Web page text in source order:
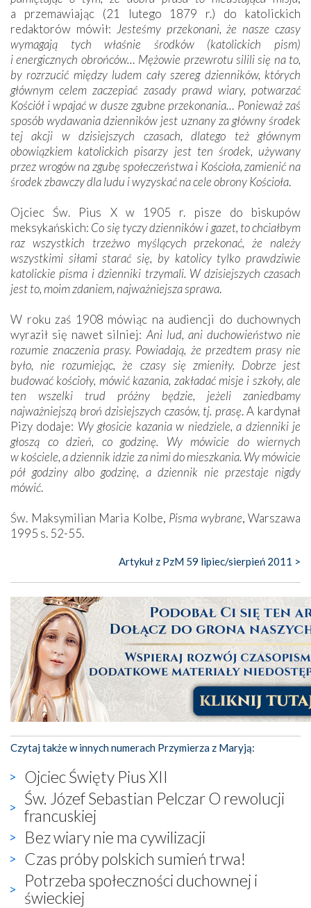
a przemawiając (21 lutego 1879 r.) do katolickich
redaktorów mówił: Jesteśmy przekonani, że nasze czasy
wymagają tych właśnie środków (katolickich pism)
i energicznych obrońców… Mężowie przewrotu silili się na to,
by rozrzucić między ludem cały szereg dzienników, których
głównym celem zaczepiać zasady prawd wiary, potwarzać
Kościół i wpajać w dusze zgubne przekonania… Ponieważ zaś
sposób wydawania dzienników jest uznany za główny środek
tej akcji w dzisiejszych czasach, dlatego też głównym
obowiązkiem katolickich pisarzy jest ten środek, używany
przez wrogów na zgubę społeczeństwa i Kościoła, zamienić na
środek zbawczy dla ludu i wyzyskać na cele obrony Kościoła.
Ojciec Św. Pius X w 1905 r. pisze do biskupów
meksykańskich: Co się tyczy dzienników i gazet, to chciałbym
raz wszystkich trzeźwo myślących przekonać, że należy
wszystkimi siłami starać się, by katolicy tylko prawdziwie
katolickie pisma i dzienniki trzymali. W dzisiejszych czasach
jest to, moim zdaniem, najważniejsza sprawa.
W roku zaś 1908 mówiąc na audiencji do duchownych
wyraził się nawet silniej: Ani lud, ani duchowieństwo nie
rozumie znaczenia prasy. Powiadają, że przedtem prasy nie
było, nie rozumiejąc, że czasy się zmieniły. Dobrze jest
budować kościoły, mówić kazania, zakładać misje i szkoły, ale
ten wszelki trud próżny będzie, jeżeli zaniedbamy
najważniejszą broń dzisiejszych czasów, tj. prasę. A kardynał
Pizy dodaje: Wy głosicie kazania w niedziele, a dzienniki je
głoszą co dzień, co godzinę. Wy mówicie do wiernych
w kościele, a dziennik idzie za nimi do mieszkania. Wy mówicie
pół godziny albo godzinę, a dziennik nie przestaje nigdy
mówić.
Św. Maksymilian Maria Kolbe, Pisma wybrane, Warszawa
1995 s. 52-55.
Artykuł z PzM 59 lipiec/sierpień 2011 >
Czytaj także w innych numerach Przymierza z Maryją:
Ojciec Święty Pius XII
Św. Józef Sebastian Pelczar O rewolucji
francuskiej
Bez wiary nie ma cywilizacji
Czas próby polskich sumień trwa!
Potrzeba społeczności duchownej i
świeckiej